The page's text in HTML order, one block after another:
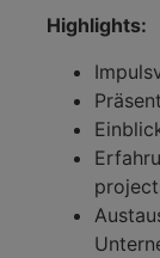
Highlights: